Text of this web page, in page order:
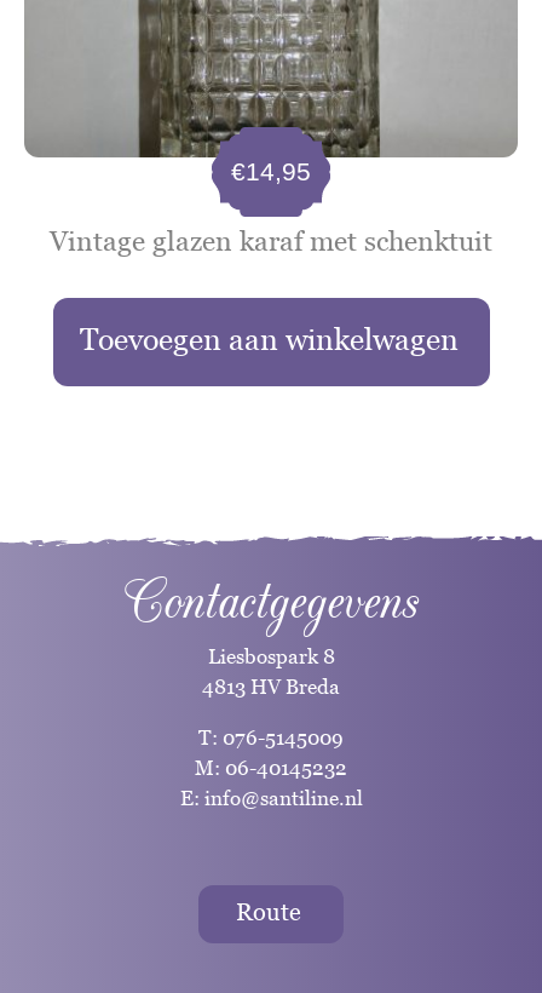
Vintage glazen karaf met schenktuit
€14,95
Toevoegen aan winkelwagen
Contactgegevens
Liesbospark 8
4813 HV Breda
T: 076-5145009
M: 06-40145232
E: info@santiline.nl
Route